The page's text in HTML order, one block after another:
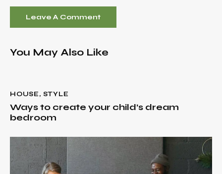
You May Also Like
HOUSE, STYLE
Ways to create your child’s dream
bedroom